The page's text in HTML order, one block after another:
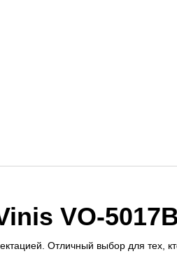
VO-
Отличный выбор для тех,